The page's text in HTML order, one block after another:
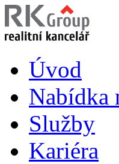
Úvod
Nabídka
Služby
Kariéra